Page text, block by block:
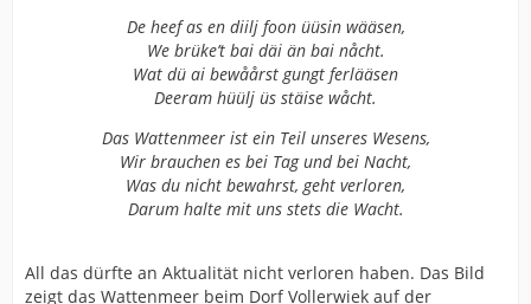
De heef as en diilj foon üüsin wääsen,
We brüke’t bai däi än bai nåcht.
Wat dü ai bewåårst gungt ferlääsen
Deeram hüülj üs stäise wåcht.
Das Wattenmeer ist ein Teil unseres Wesens,
Wir brauchen es bei Tag und bei Nacht,
Was du nicht bewahrst, geht verloren,
Darum halte mit uns stets die Wacht.
All das dürfte an Aktualität nicht verloren haben. Das Bild
zeigt das Wattenmeer beim Dorf Vollerwiek auf der